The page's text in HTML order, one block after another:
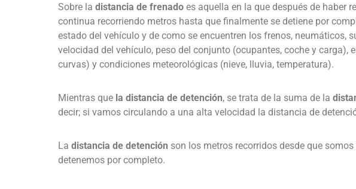
Sobre la distancia de frenadoes aquella en la que después de haber
continua recorriendo metros hasta que finalmente se detiene por
estado del vehículo y de como se encuentren los frenos, neumáticos,
velocidad del vehículo, peso del conjunto (ocupantes, coche y carga),
curvas) y condiciones meteorológicas (nieve, lluvia, temperatura).
Mientras que la distancia de detención, se trata de la suma de la
decir; si vamos circulando a una alta velocidad la distancia de
La distancia de detención son los metros recorridos desde que
detenemos por completo.